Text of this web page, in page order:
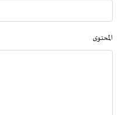
المحتوى